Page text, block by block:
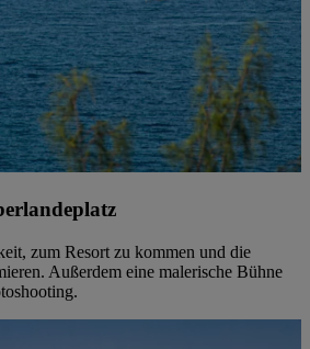
zum Resort zu kommen und die
Außerdem eine malerische Bühne